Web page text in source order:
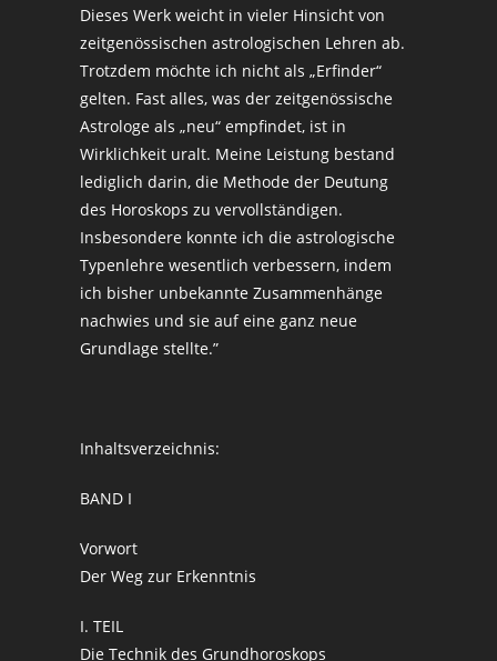
Dieses Werk weicht in vieler Hinsicht von
zeitgenössischen astrologischen Lehren ab.
Trotzdem möchte ich nicht als „Erfinder“
gelten. Fast alles, was der zeitgenössische
Astrologe als „neu“ empfindet, ist in
Wirklichkeit uralt. Meine Leistung bestand
lediglich darin, die Methode der Deutung
des Horoskops zu vervollständigen.
Insbesondere konnte ich die astrologische
Typenlehre wesentlich verbessern, indem
ich bisher unbekannte Zusammenhänge
nachwies und sie auf eine ganz neue
Grundlage stellte.”
Inhaltsverzeichnis:
BAND I
Vorwort
Der Weg zur Erkenntnis
I. TEIL
Die Technik des Grundhoroskops